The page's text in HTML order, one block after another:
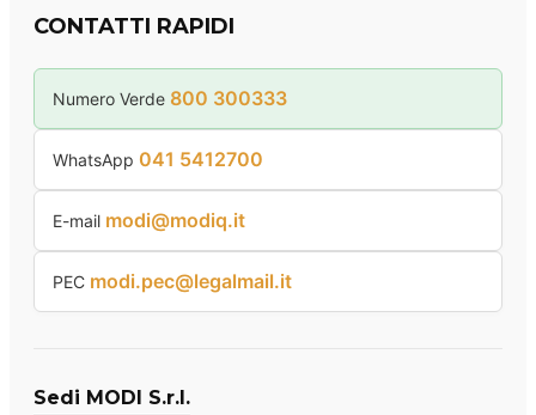
CONTATTI RAPIDI
Numero Verde 800 300333
WhatsApp 041 5412700
E-mail modi@modiq.it
PEC modi.pec@legalmail.it
Sedi MODI S.r.l.